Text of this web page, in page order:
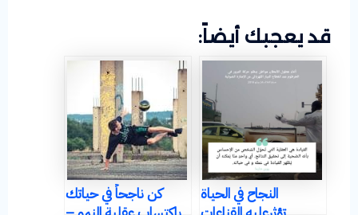
قد يعجبك أيضاً:
النجاح في الحياة
كن ناجحاً في حياتك